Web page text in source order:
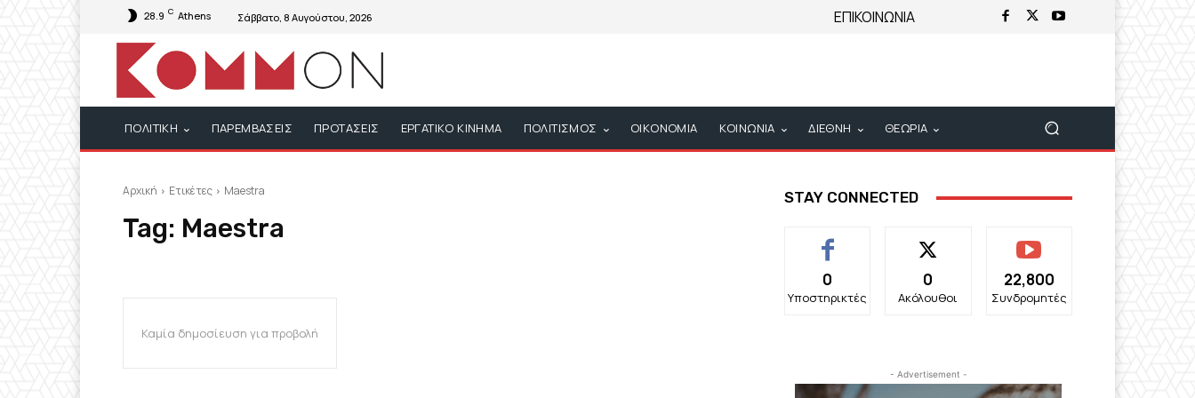
28.9 C Athens Σάββατο, 8 Αυγούστου, 2026 ΕΠΙΚΟΙΝΩΝΙΑ
ΠΟΛΙΤΙΚΗ ΠΑΡΕΜΒΑΣΕΙΣ ΠΡΟΤΑΣΕΙΣ ΕΡΓΑΤΙΚΟ ΚΙΝΗΜΑ ΠΟΛΙΤΙΣΜΟΣ ΟΙΚΟΝΟΜΙΑ ΚΟΙΝΩΝΙΑ ΔΙΕΘΝΗ ΘΕΩΡΙΑ
Αρχική Ετικέτες Maestra
Tag: Maestra
Καμία δημοσίευση για προβολή
STAY CONNECTED
0
Υποστηρικτές
0
Ακόλουθοι
22,800
Συνδρομητές
- Advertisement -